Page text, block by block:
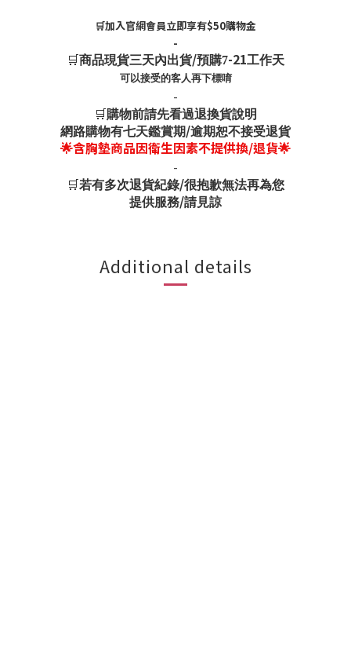
🛒加入官網會員立即享有$50購物金
-
🛒商品現貨三天內出貨/預購7-21工作天
可以接受的客人再下標唷
-
🛒購物前請先看過退換貨說明
網路購物有七天鑑賞期/逾期恕不接受退貨
🌟含胸墊商品因衛生因素不提供換/退貨🌟
-
🛒若有多次退貨紀錄/很抱歉無法再為您
提供服務/請見諒
Additional details